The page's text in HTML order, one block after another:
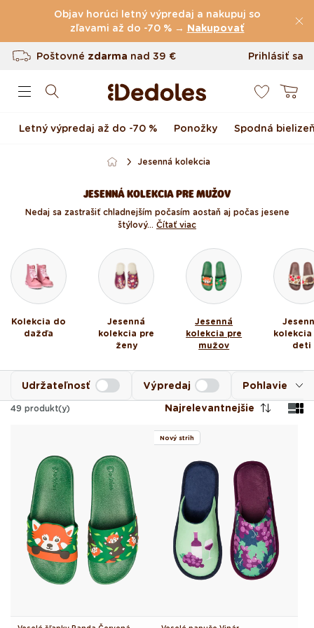
Preskočiť na obsah
Objav horúci letný výpredaj a nakupuj so
zľavami až do -70 % → Nakupovať
Poštovnézdarma nad39 €
Vrátenie tovaru až do 100 dní
Originálny dizajn navrhnutý u nás
Prihlásiť sa
Košík
Letný výpredaj až do -70 % Ponožky Spodná
Jesenná kolekcia
JESENNÁ KOLEKCIA PRE MUŽOV
Nedaj sa zastrašiť chladnejším počasím a ostaň aj počas jesene
štýlový... Čítať viac
Kolekcia do
dažďa
Jesenná
kolekcia pre
ženy
Jesenná
kolekcia pre
mužov
kolekcia
deti
Pohlavie
Udržateľnosť Výpredaj
49 produkt(y) Najrelevantnejšie
Nový strih